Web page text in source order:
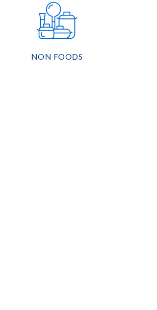
NON FOODS